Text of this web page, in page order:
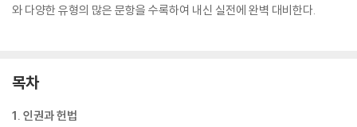
와 다양한 유형의 많은 문항을 수록하여 내신 실전에 완벽 대비한다.
목차
1. 인권과 헌법